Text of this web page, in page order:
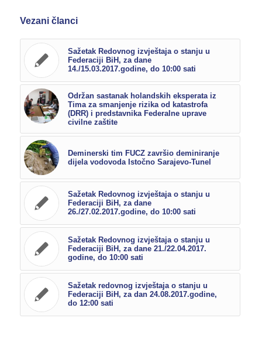
Vezani članci
Sažetak Redovnog izvještaja o stanju u
Federaciji BiH, za dane
14./15.03.2017.godine, do 10:00 sati
Održan sastanak holandskih eksperata iz
Tima za smanjenje rizika od katastrofa
(DRR) i predstavnika Federalne uprave
civilne zaštite
Deminerski tim FUCZ završio deminiranje
dijela vodovoda Istočno Sarajevo-Tunel
Sažetak Redovnog izvještaja o stanju u
Federaciji BiH, za dane
26./27.02.2017.godine, do 10:00 sati
Sažetak Redovnog izvještaja o stanju u
Federaciji BiH, za dane 21./22.04.2017.
godine, do 10:00 sati
Sažetak redovnog izvještaja o stanju u
Federaciji BiH, za dan 24.08.2017.godine,
do 12:00 sati